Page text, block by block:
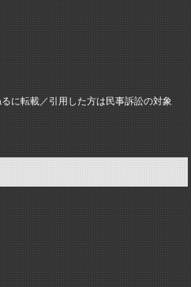
に転載／引用した方は民事訴訟の対象